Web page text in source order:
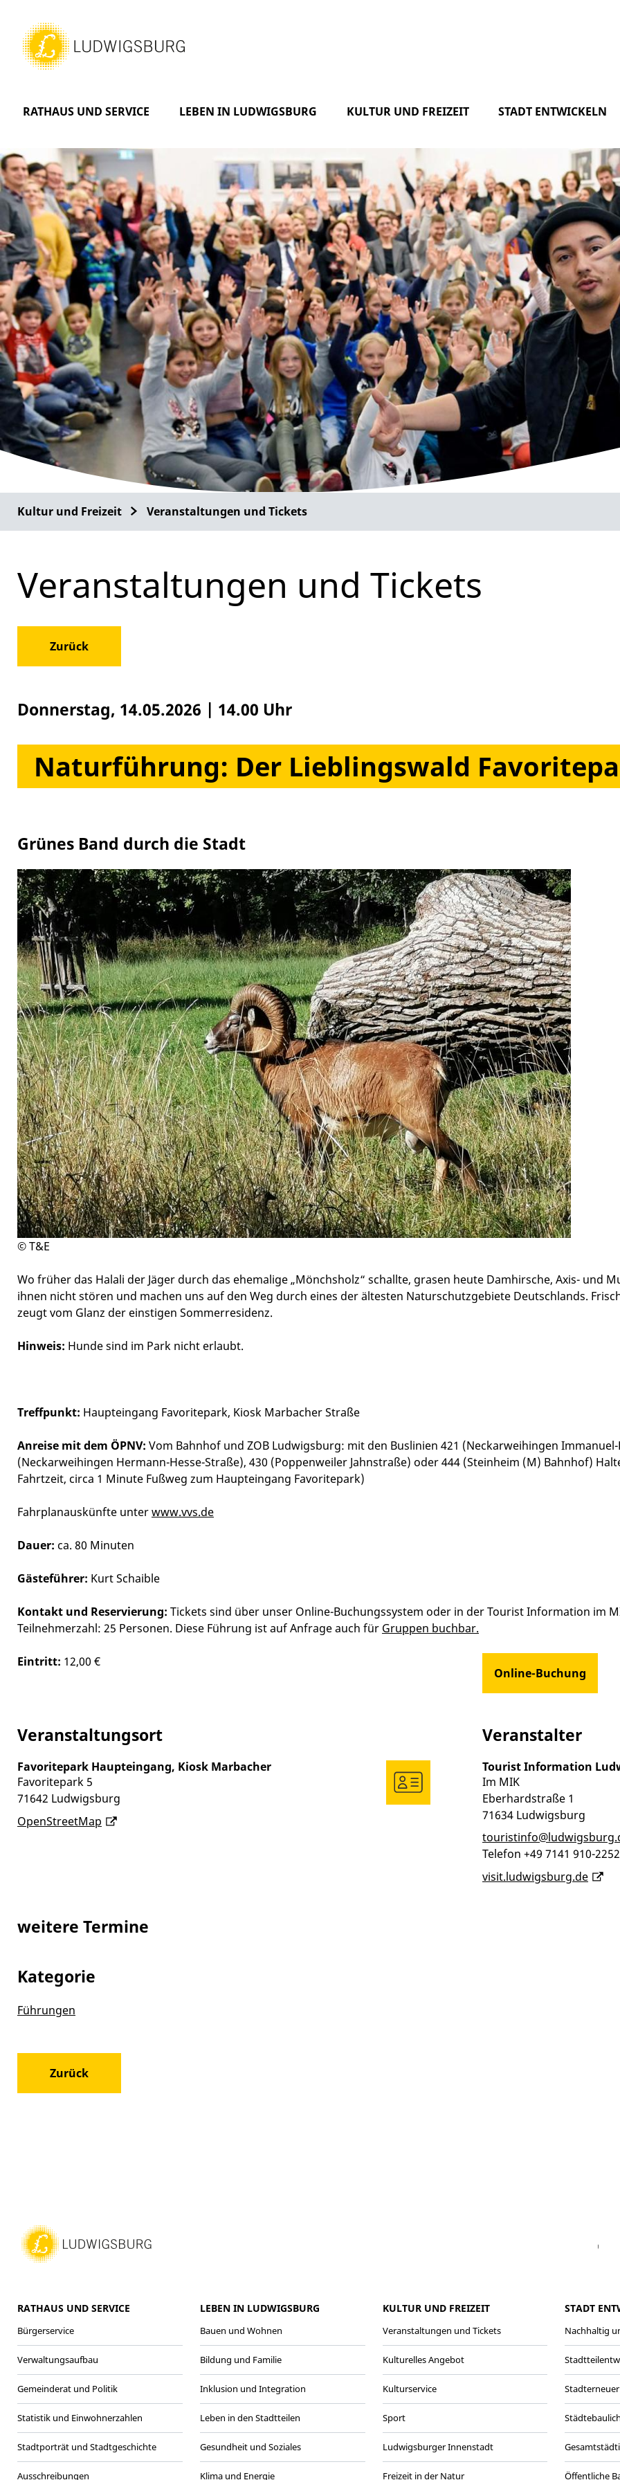
RATHAUS UND SERVICE LEBEN IN LUDWIGSBURG KULTUR UND FREIZEIT STADT ENTWICKELN
Kultur und Freizeit Veranstaltungen und Tickets
Veranstaltungen und Tickets
Zurück
Donnerstag, 14.05.2026 | 14.00 Uhr
Naturführung: Der Lieblingswald
Grünes Band durch die Stadt
© T&E
Wo früher das Halali der Jäger durch das ehemalige „Mönchsholz“ schallte, grasen heute Damhirsche, Axis- und
ihnen nicht stören und machen uns auf den Weg durch eines der ältesten Naturschutzgebiete Deutschlands.
zeugt vom Glanz der einstigen Sommerresidenz.
Hinweis: Hunde sind im Park nicht erlaubt.
Treffpunkt: Haupteingang Favoritepark, Kiosk Marbacher Straße
Anreise mit dem ÖPNV: Vom Bahnhof und ZOB Ludwigsburg: mit den Buslinien 421 (Neckarweihingen
(Neckarweihingen Hermann-Hesse-Straße), 430 (Poppenweiler Jahnstraße) oder 444 (Steinheim (M) Bahnhof)
Fahrtzeit, circa 1 Minute Fußweg zum Haupteingang Favoritepark)
Fahrplanauskünfte unterwww.vvs.de
Dauer: ca. 80 Minuten
Gästeführer: Kurt Schaible
Kontakt und Reservierung: Tickets sind über unser Online-Buchungssystem oder in der Tourist Information im
Teilnehmerzahl: 25 Personen. Diese Führung ist auf Anfrage auch für Gruppen buchbar.
Eintritt: 12,00 €
Online-Buchung
Veranstaltungsort
Favoritepark Haupteingang, Kiosk Marbacher
Favoritepark 5
71642 Ludwigsburg
OpenStreetMap
Veranstalter
Tourist Information
Im MIK
Eberhardstraße 1
71634 Ludwigsburg
Telefon +49 7141 910-2252
visit.ludwigsburg.de
weitere Termine
Kategorie
Führungen
Zurück
LinkedIn
RATHAUS UND SERVICE
Bürgerservice
Verwaltungsaufbau
Gemeinderat und Politik
Statistik und Einwohnerzahlen
Stadtporträt und Stadtgeschichte
Ausschreibungen
LEBEN IN LUDWIGSBURG
Bauen und Wohnen
Bildung und Familie
Inklusion und Integration
Leben in den Stadtteilen
Gesundheit und Soziales
Klima und Energie
KULTUR UND FREIZEIT
Veranstaltungen und Tickets
Kulturelles Angebot
Kulturservice
Sport
Ludwigsburger Innenstadt
Freizeit in der Natur
STADT
Nachhaltig
Öffentliche